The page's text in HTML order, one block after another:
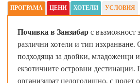
ПРОГРАМА ЦЕНИ ХОТЕЛИ УСЛОВИЯ
Почивка в Занзибар с възможност
различни хотели и тип изхранване.
подходяща за двойки, младоженци
екзотичните островни дестинации.
организират целогодишно, с полет